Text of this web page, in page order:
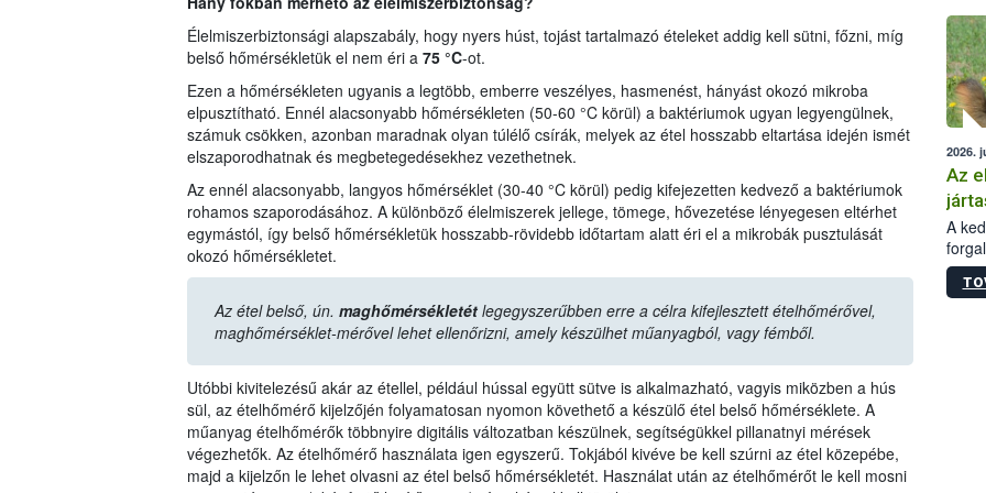
Élelmiszerbiztonsági alapszabály, hogy nyers húst, tojást tartalmazó ételeket addig kell sütni, főzni, míg
belső hőmérsékletük el nem éri a 75 °C-ot.
Ezen a hőmérsékleten ugyanis a legtöbb, emberre veszélyes, hasmenést, hányást okozó mikroba
elpusztítható. Ennél alacsonyabb hőmérsékleten (50-60 °C körül) a baktériumok ugyan legyengülnek,
számuk csökken, azonban maradnak olyan túlélő csírák, melyek az étel hosszabb eltartása idején ismét
elszaporodhatnak és megbetegedésekhez vezethetnek.
Az ennél alacsonyabb, langyos hőmérséklet (30-40 °C körül) pedig kifejezetten kedvező a baktériumok
rohamos szaporodásához. A különböző élelmiszerek jellege, tömege, hővezetése lényegesen eltérhet
egymástól, így belső hőmérsékletük hosszabb-rövidebb időtartam alatt éri el a mikrobák pusztulását
okozó hőmérsékletet.
Az étel belső, ún. maghőmérsékletét legegyszerűbben erre a célra kifejlesztett ételhőmérővel,
maghőmérséklet-mérővel lehet ellenőrizni, amely készülhet műanyagból, vagy fémből.
Utóbbi kivitelezésű akár az étellel, például hússal együtt sütve is alkalmazható, vagyis miközben a hús
sül, az ételhőmérő kijelzőjén folyamatosan nyomon követhető a készülő étel belső hőmérséklete. A
műanyag ételhőmérők többnyire digitális változatban készülnek, segítségükkel pillanatnyi mérések
végezhetők. Az ételhőmérő használata igen egyszerű. Tokjából kivéve be kell szúrni az étel közepébe,
majd a kijelzőn le lehet olvasni az étel belső hőmérsékletét. Használat után az ételhőmérőt le kell mosni
2026.
Az
A